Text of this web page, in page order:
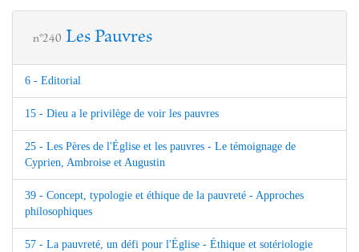
n°240 Les Pauvres
6 - Editorial
15 - Dieu a le privilège de voir les pauvres
25 - Les Pères de l'Église et les pauvres - Le témoignage de
Cyprien, Ambroise et Augustin
39 - Concept, typologie et éthique de la pauvreté - Approches
philosophiques
57 - La pauvreté, un défi pour l'Église - Éthique et sotériologie